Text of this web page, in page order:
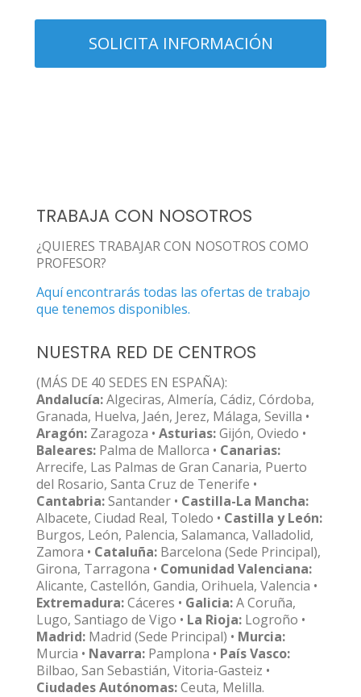
TRABAJA CON NOSOTROS
¿QUIERES TRABAJAR CON NOSOTROS COMO
PROFESOR?
Aquí encontrarás todas las ofertas de trabajo
que tenemos disponibles.
NUESTRA RED DE CENTROS
(MÁS DE 40 SEDES EN ESPAÑA):
Andalucía:Algeciras, Almería, Cádiz, Córdoba,
Granada, Huelva, Jaén, Jerez, Málaga, Sevilla •
Aragón: Zaragoza • Asturias:Gijón, Oviedo •
Baleares: Palma de Mallorca • Canarias:
Arrecife, Las Palmas de Gran Canaria, Puerto
del Rosario, Santa Cruz de Tenerife •
Cantabria:Santander • Castilla-La Mancha:
Albacete, Ciudad Real, Toledo • Castilla y León:
Burgos, León, Palencia, Salamanca, Valladolid,
Zamora • Cataluña: Barcelona (Sede Principal),
Girona, Tarragona • Comunidad Valenciana:
Alicante, Castellón, Gandia, Orihuela, Valencia •
Extremadura:Cáceres • Galicia:A Coruña,
Lugo, Santiago de Vigo • La Rioja: Logroño •
Madrid: Madrid (Sede Principal) • Murcia:
Murcia • Navarra: Pamplona • País Vasco:
Bilbao, San Sebastián, Vitoria-Gasteiz •
Ciudades Autónomas:Ceuta, Melilla.